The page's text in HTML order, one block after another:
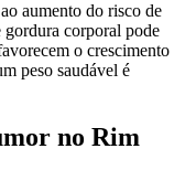
aumento do risco de
gordura corporal pode
o crescimento
peso saudável é
no Rim